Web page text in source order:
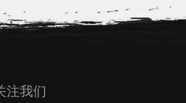
注我们